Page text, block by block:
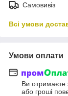
Самовивіз
Всі умови
Умови оплати
Ви отримаєте
або гроші